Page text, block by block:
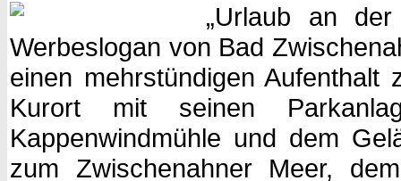
„Urlaub an
Werbeslogan von Bad
einen mehrstündigen
Kurort mit seinen
Kappenwindmühle und dem
zum Zwischenahner Meer,